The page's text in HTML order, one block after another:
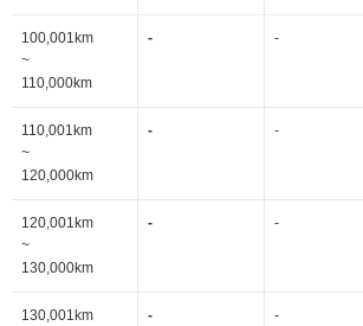
100,001km
~
110,000km
- -
110,001km
~
120,000km
- -
120,001km
~
130,000km
- -
130,001km - -